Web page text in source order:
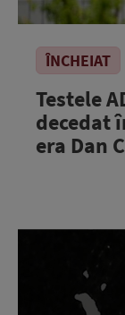
ÎNCHEIAT
Testele
decedat
era Dan